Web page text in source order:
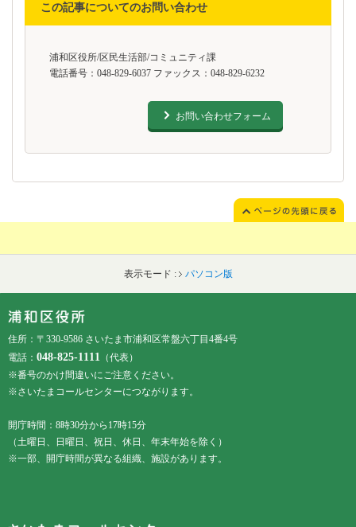
この記事についてのお問い合わせ
浦和区役所/区民生活部/コミュニティ課
電話番号：048-829-6037 ファックス：048-829-6232
お問い合わせフォーム
表示モード : パソコン版
住所：〒330-9586 さいたま市浦和区常盤六丁目4番4号
電話： 048-825-1111 （代表）
※番号のかけ間違いにご注意ください。
※さいたまコールセンターにつながります。
開庁時間：8時30分から17時15分
（土曜日、日曜日、祝日、休日、年末年始を除く）
※一部、開庁時間が異なる組織、施設があります。